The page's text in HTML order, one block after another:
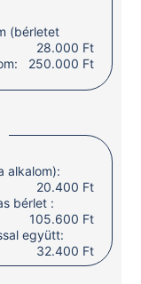
(bérletet
28.000 Ft
250.000 Ft
alkalom):
20.400 Ft
bérlet :
105.600 Ft
együtt:
32.400 Ft